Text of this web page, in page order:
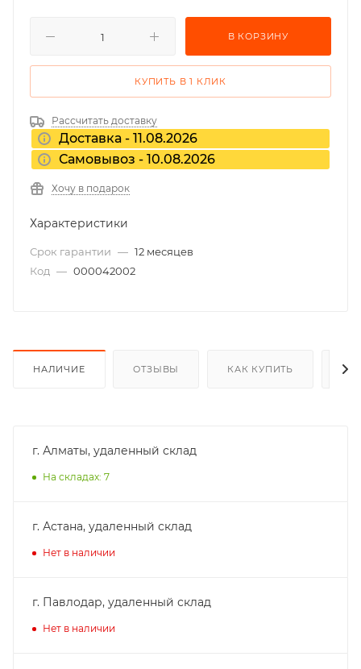
В КОРЗИНУ
КУПИТЬ В 1 КЛИК
Рассчитать доставку
Доставка - 11.08.2026
Самовывоз - 10.08.2026
Хочу в подарок
Характеристики
Срок гарантии — 12 месяцев
Код — 000042002
НАЛИЧИЕ ОТЗЫВЫ КАК КУПИТЬ
г. Алматы, удаленный склад
На складах: 7
г. Астана, удаленный склад
Нет в наличии
г. Павлодар, удаленный склад
Нет в наличии